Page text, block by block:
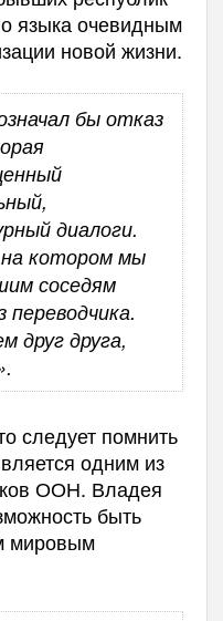
языка очевидным
новой жизни.
бы отказ
диалоги.
на котором мы
соседям
переводчика.
друг друга,
следует помнить
одним из
ООН. Владея
быть
мировым